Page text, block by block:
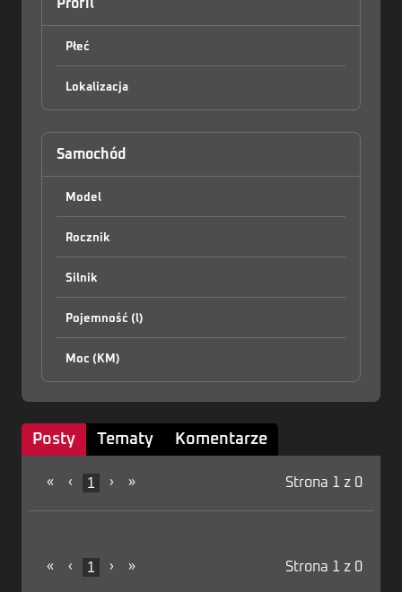
Profil
Płeć
Lokalizacja
Samochód
Model
Rocznik
Silnik
Pojemność (l)
Moc (KM)
Posty Tematy Komentarze
« ‹ 1 › » Strona 1 z 0
« ‹ 1 › » Strona 1 z 0